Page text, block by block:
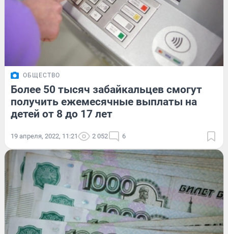
ОБЩЕСТВО
Более 50 тысяч забайкальцев смогут
получить ежемесячные выплаты на
детей от 8 до 17 лет
19 апреля, 2022, 11:21 2 052 6